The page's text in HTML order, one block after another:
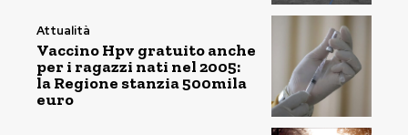
Attualità
Vaccino Hpv gratuito anche
per i ragazzi nati nel 2005:
la Regione stanzia 500mila
euro